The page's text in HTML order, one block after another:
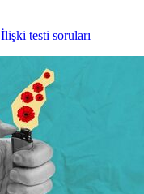
testi soruları